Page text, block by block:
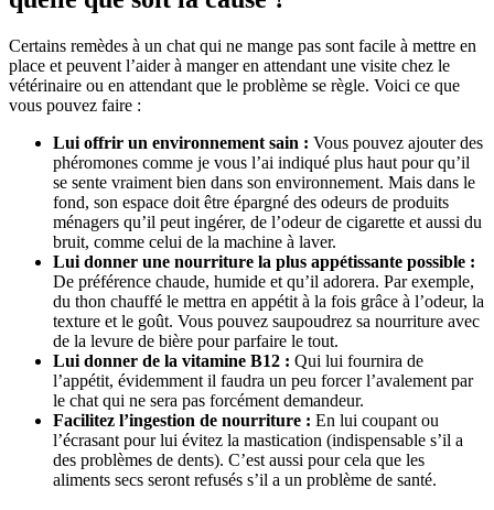
Certains remèdes à un chat qui ne mange pas sont facile à mettre en
place et peuvent l’aider à manger en attendant une visite chez le
vétérinaire ou en attendant que le problème se règle. Voici ce que
vous pouvez faire :
Lui offrir un environnement sain : Vous pouvez ajouter des
phéromones comme je vous l’ai indiqué plus haut pour qu’il
se sente vraiment bien dans son environnement. Mais dans le
fond, son espace doit être épargné des odeurs de produits
ménagers qu’il peut ingérer, de l’odeur de cigarette et aussi du
bruit, comme celui de la machine à laver.
Lui donner une nourriture la plus appétissante possible :
De préférence chaude, humide et qu’il adorera. Par exemple,
du thon chauffé le mettra en appétit à la fois grâce à l’odeur, la
texture et le goût. Vous pouvez saupoudrez sa nourriture avec
de la levure de bière pour parfaire le tout.
Lui donner de la vitamine B12 : Qui lui fournira de
l’appétit, évidemment il faudra un peu forcer l’avalement par
le chat qui ne sera pas forcément demandeur.
Facilitez l’ingestion de nourriture : En lui coupant ou
l’écrasant pour lui évitez la mastication (indispensable s’il a
des problèmes de dents). C’est aussi pour cela que les
aliments secs seront refusés s’il a un problème de santé.